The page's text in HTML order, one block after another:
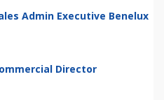
Admin Executive Benelux
Director